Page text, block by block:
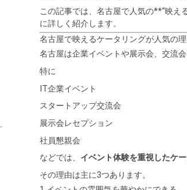
この記事では、名古屋で人気の**“映え
に詳しく紹介します。
名古屋で映えるケータリングが人気の
名古屋は企業イベントや展示会、交流
特に
IT企業イベント
スタートアップ交流会
展示会レセプション
社員懇親会
などでは、 イベント体験を重視したケ
その理由は主に3つあります。